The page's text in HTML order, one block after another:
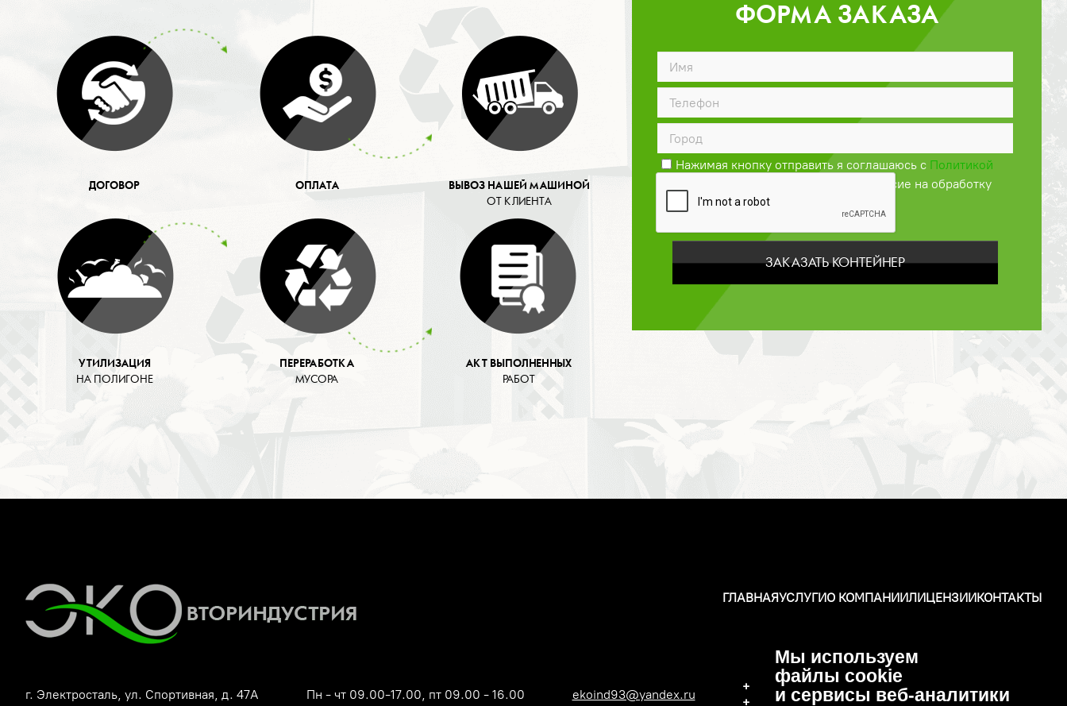
Мы используем
файлы cookie
и сервисы веб-аналитики
ДОГОВОР ОПЛАТА
ВЫВОЗ НАШЕЙ МАШИНОЙ
ОТ КЛИЕНТА
УТИЛИЗАЦИЯ
НА ПОЛИГОНЕ
ПЕРЕРАБОТКА
МУСОРА
АКТ ВЫПОЛНЕННЫХ
РАБОТ
ФОРМА ЗАКАЗА
Нажимая кнопку отправить я соглашаюсь с Политикой
и даю своё согласие на обработку
персональных данных
ЗАКАЗАТЬ КОНТЕЙНЕР
ГЛАВНАЯУСЛУГИО КОМПАНИИЛИЦЕНЗИИКОНТАКТЫ
г. Электросталь, ул. Спортивная, д. 47А Пн - чт 09.00-17.00, пт 09.00 - 16.00 ekoind93@yandex.ru
+7 (496) 570-37-15
+7 (919) 776-04-79